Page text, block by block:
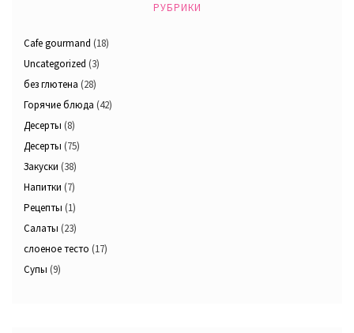
РУБРИКИ
Cafe gourmand (18)
Uncategorized (3)
без глютена (28)
Горячие блюда (42)
Десерты (8)
Десерты (75)
Закуски (38)
Напитки (7)
Рецепты (1)
Салаты (23)
слоеное тесто (17)
Супы (9)